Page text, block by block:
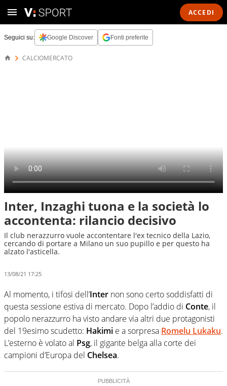
ACCEDI
Seguici su: Google Discover Fonti preferite
CALCIOMERCATO
Inter, Inzaghi tuona e la società lo
accontenta: rilancio decisivo
Il club nerazzurro vuole accontentare l'ex tecnico della Lazio,
cercando di portare a Milano un suo pupillo e per questo ha
alzato l'asticella.
13/08/21 17:25
Al momento, i tifosi dell’Inter non sono certo soddisfatti di
questa sessione estiva di mercato. Dopo l’addio di Conte, il
popolo nerazzurro ha visto andare via altri due protagonisti
del 19esimo scudetto: Hakimi e a sorpresa Romelu Lukaku.
L’esterno è volato al Psg, il gigante belga alla corte dei
campioni d’Europa del Chelsea.